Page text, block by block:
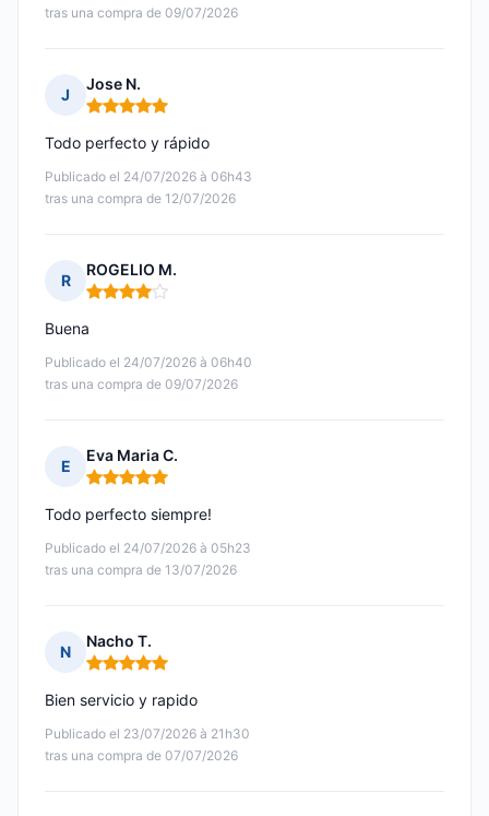
tras una compra de 09/07/2026
J
Jose N.
Nota: 5 de 5
Publicado el 24/07/2026 à 06h43
tras una compra de 12/07/2026
Todo perfecto y rápido
R
ROGELIO M.
Nota: 4 de 5
Publicado el 24/07/2026 à 06h40
tras una compra de 09/07/2026
Buena
E
Eva Maria C.
Nota: 5 de 5
Publicado el 24/07/2026 à 05h23
tras una compra de 13/07/2026
Todo perfecto siempre!
N
Nacho T.
Nota: 5 de 5
Publicado el 23/07/2026 à 21h30
tras una compra de 07/07/2026
Bien servicio y rapido